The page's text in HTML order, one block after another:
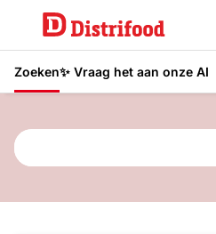
Zoeken✨ Vraag het aan onze AI
Typ hier wat je wilt vinden